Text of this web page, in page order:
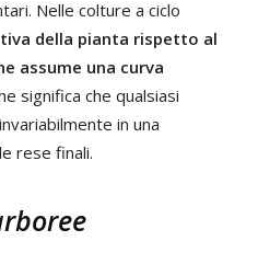
Nelle colture a ciclo
della pianta rispetto al
assume una curva
significa che qualsiasi
in una
rese finali.